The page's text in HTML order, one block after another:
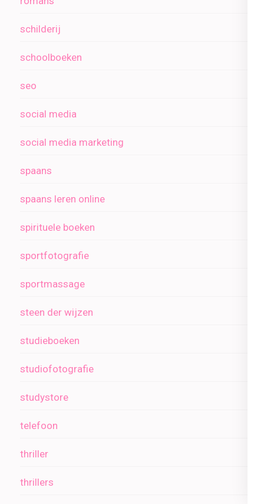
schilderij
schoolboeken
seo
social media
social media marketing
spaans
spaans leren online
spirituele boeken
sportfotografie
sportmassage
steen der wijzen
studieboeken
studiofotografie
studystore
telefoon
thriller
thrillers